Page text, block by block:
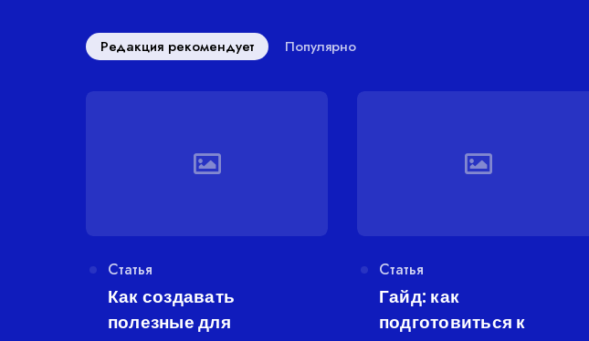
Редакция рекомендует Популярно
Категория
Статья
Как создавать
полезные для
Категория
Статья
Гайд: как
подготовиться к